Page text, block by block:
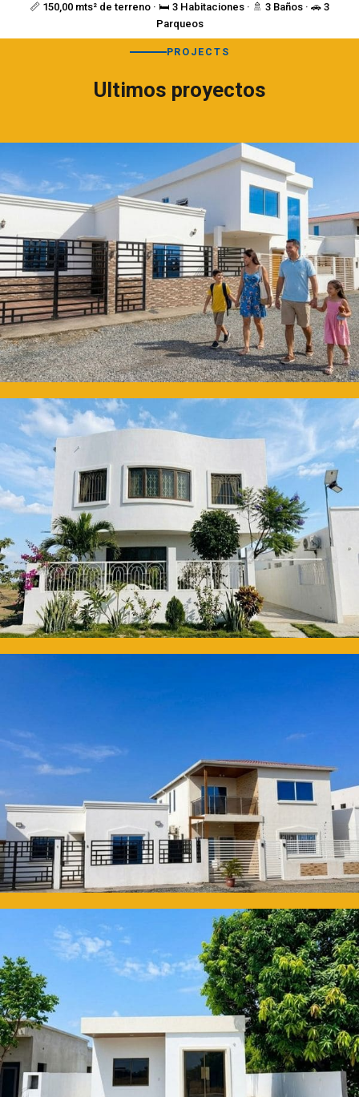
📏 150,00 mts² de terreno · 🛏️ 3 Habitaciones · 🚿 3 Baños · 🚗 3
Parqueos
PROJECTS
Ultimos proyectos